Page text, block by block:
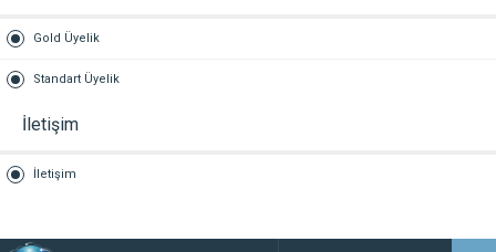
Gold Üyelik
Standart Üyelik
İletişim
İletişim